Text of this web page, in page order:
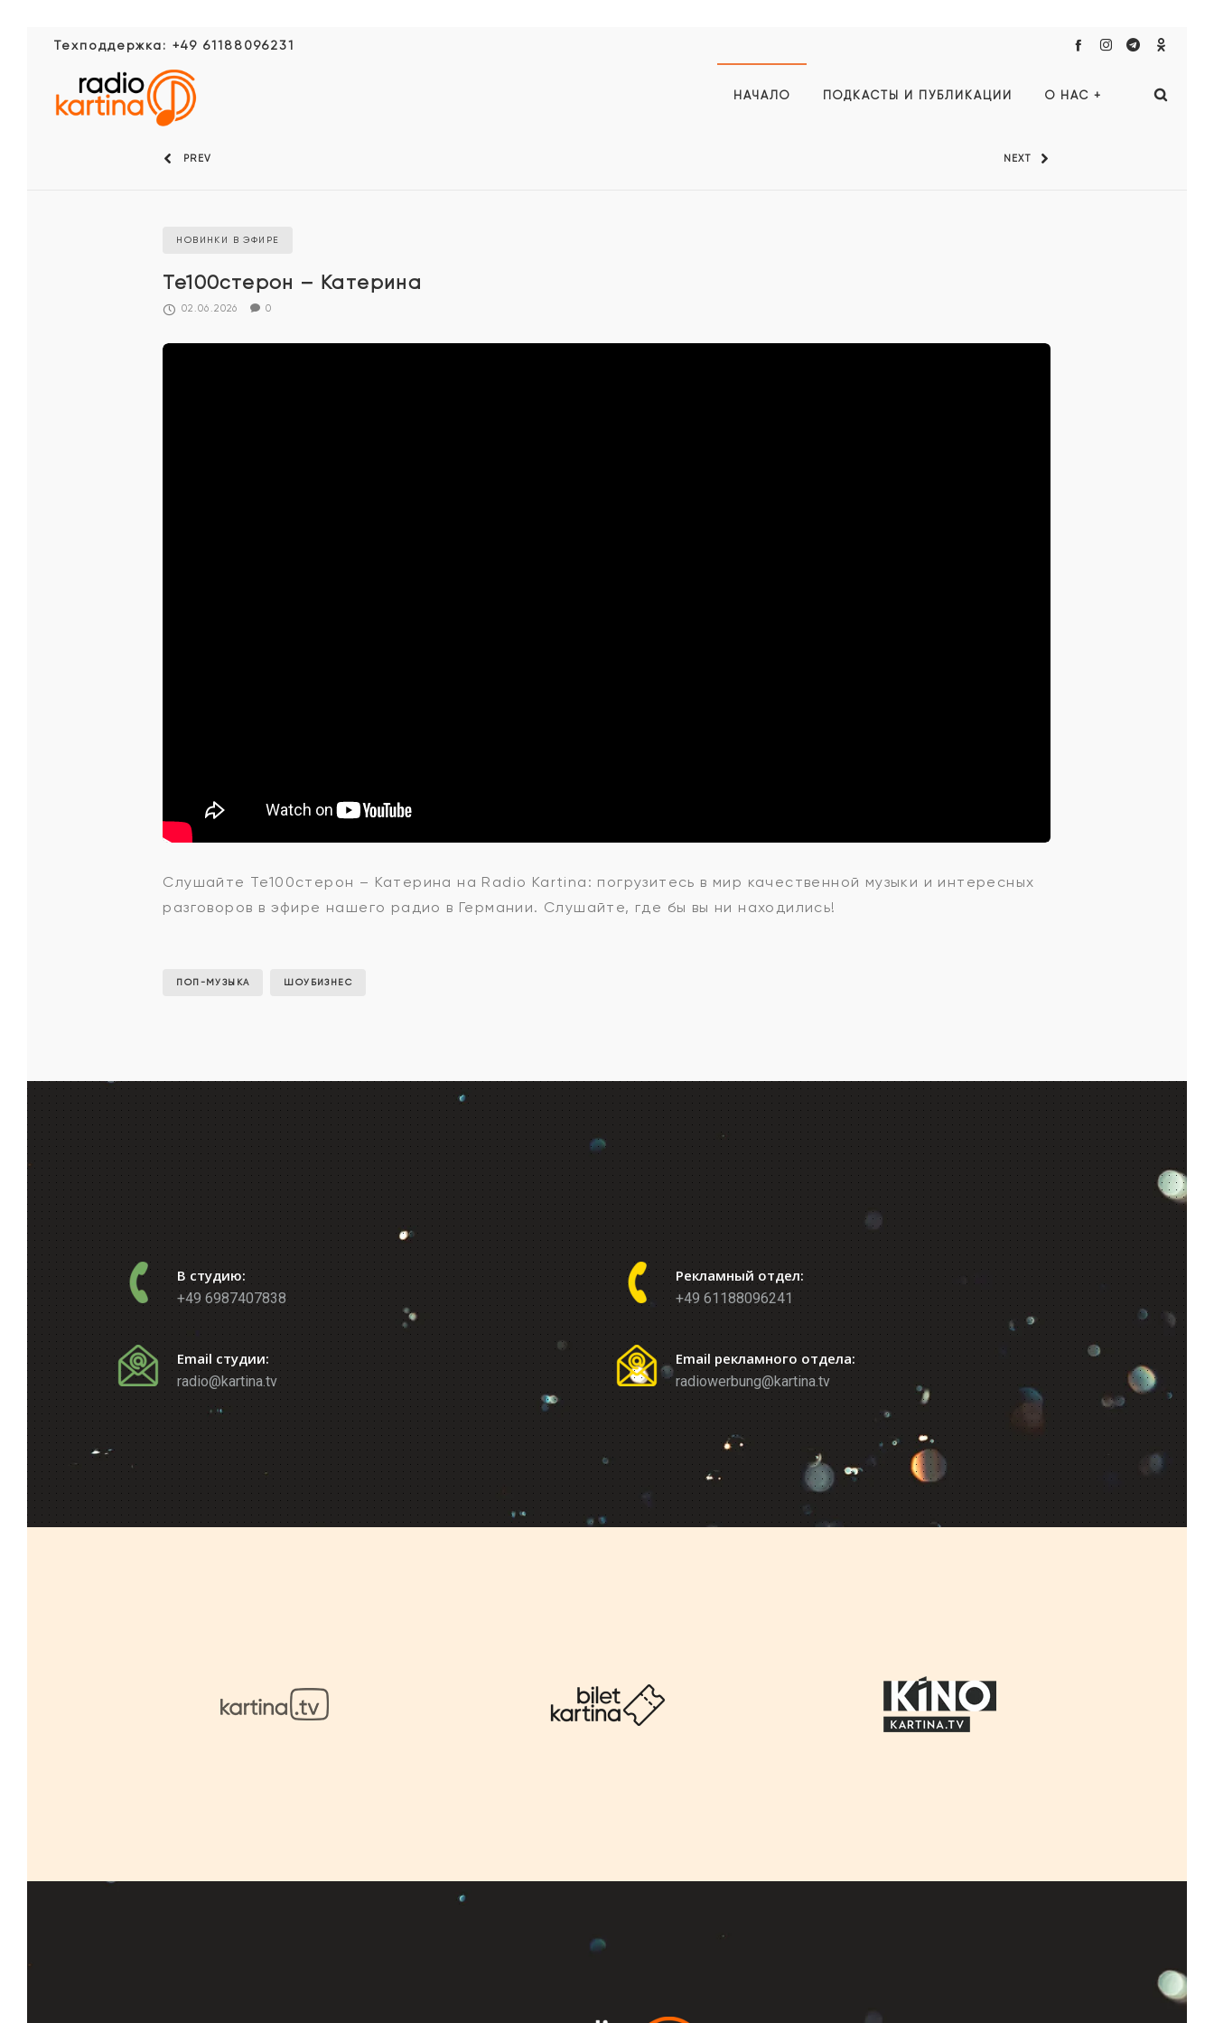
Техподдержка: +49 61188096231
НАЧАЛО ПОДКАСТЫ И ПУБЛИКАЦИИ О НАС +
PREV NEXT
НОВИНКИ В ЭФИРЕ
Те100стерон – Катерина
02.06.2026 0
Те100стерон
Катерина
Слушайте Те100стерон – Катерина на Radio Kartina: погрузитесь в мир качественной музыки и интересных
разговоров в эфире нашего радио в Германии. Слушайте, где бы вы ни находились!
ПОП-МУЗЫКА ШОУБИЗНЕС
В студию:
+49 6987407838
Email студии:
radio@kartina.tv
Рекламный отдел:
+49 61188096241
Email рекламного отдела:
radiowerbung@kartina.tv